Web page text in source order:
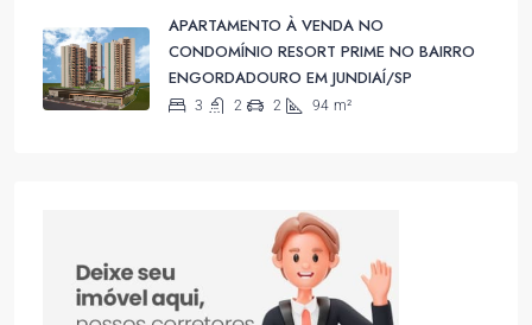
APARTAMENTO À VENDA NO
CONDOMÍNIO RESORT PRIME NO BAIRRO
ENGORDADOURO EM JUNDIAÍ/SP
3 2 2 94 m²